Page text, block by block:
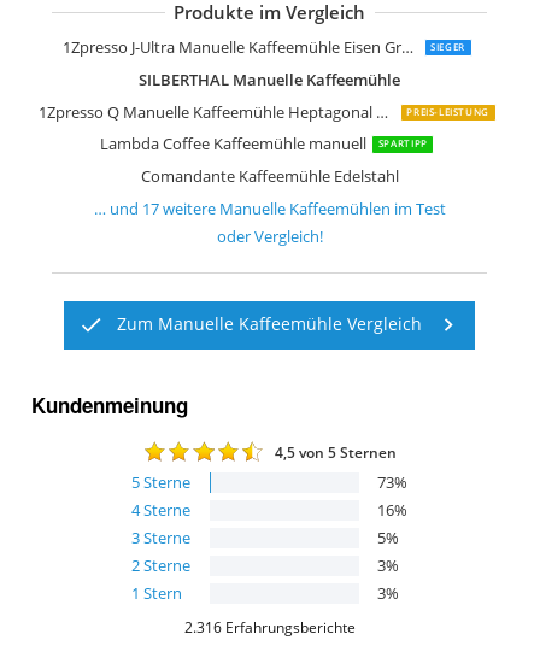
Produkte im Vergleich
1Zpresso J-Ultra Manuelle Kaffeemühle Eisen Grau SIEGER
SILBERTHAL Manuelle Kaffeemühle
1Zpresso Q Manuelle Kaffeemühle Heptagonal Version
PREIS-LEISTUNG
Lambda Coffee Kaffeemühle manuell SPARTIPP
Comandante Kaffeemühle Edelstahl
GEFU 16331 Kaffeemühle Santiago
Hario Mini Mühle Slim Plus Schwarz
Akirakoki Manuelle Kaffeemühle aus
Grönenberg Kaffeemühle
Zassenhaus Montevideo
Gefu 16330 Kaffeemühle Lorenzo
Milu Manuelle Kaffeemühle
Milu Manuelle Kaffeemühle
Peugeot Manuelle Kaffeemühle
Porlex Tall Kaffee-Handmühle silber
Milu Manuelle Kaffeemühle
VIENESSO Kaffeemühle Manuell Hand
Stelton Kaffeemühle Stahl Schwarz
… und 17weitere Manuelle Kaffeemühlen im Test
oder Vergleich!
Zum Manuelle Kaffeemühle Vergleich
Kundenmeinung
4,5von 5 Sternen
5Sterne 73%
4Sterne 16%
3Sterne 5%
2Sterne 3%
1 Stern 3%
2.316 Erfahrungsberichte